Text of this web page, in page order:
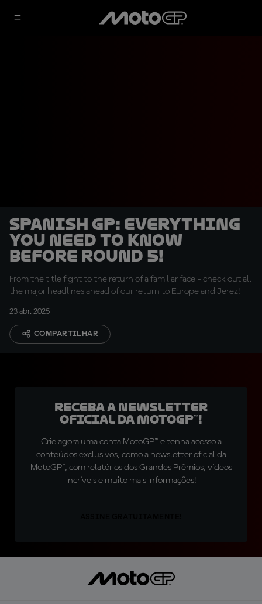
Spanish GP: Everything
you need to know
before Round 5!
From the title fight to the return of a familiar face - check out all
the major headlines ahead of our return to Europe and Jerez!
23 abr. 2025
COMPARTILHAR
Receba a newsletter
oficial da MotoGP™!
Crie agora uma conta MotoGP™ e tenha acesso a
conteúdos exclusivos, como a newsletter oficial da
MotoGP™, com relatórios dos Grandes Prêmios, vídeos
incríveis e muito mais informações!